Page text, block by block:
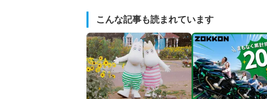
こんな記事も読まれています